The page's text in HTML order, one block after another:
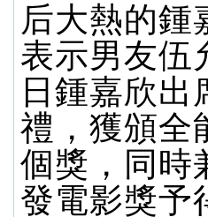
后大熱的鍾
表示男友伍
日鍾嘉欣
禮，獲頒全
個獎，同時
發電影獎予